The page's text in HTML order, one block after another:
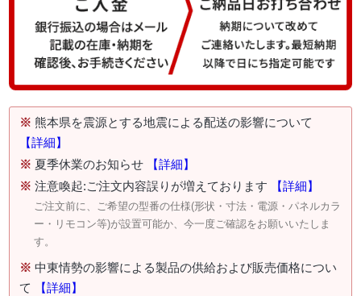
※ 熊本県を震源とする地震による配送の影響について
【詳細】
※ 夏季休業のお知らせ
【詳細】
※ 注意喚起:ご注文内容誤りが増えております 【詳細】
ご注文前に、ご希望の型番の仕様(形状・寸法・電源・パネルカラ
ー・リモコン等)が設置可能か、今一度ご確認をお願いいたしま
す。
※ 中東情勢の影響による製品の供給および販売価格につい
て
【詳細】